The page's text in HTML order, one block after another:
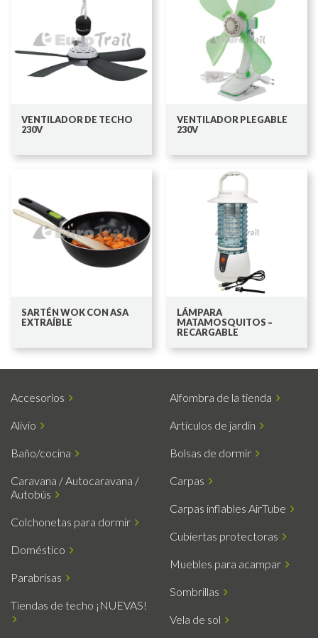
VENTILADOR DE TECHO
230V
VENTILADOR PLEGABLE
230V
SARTÉN WOK CON ASA
EXTRAÍBLE
LÁMPARA
MATAMOSQUITOS –
RECARGABLE
Accesorios Alfombra de la tienda
Alivio Artículos de jardín
Baño/cocina Bolsas de dormir
Caravana / Autocaravana /
Autobús
Carpas
Carpas inflables AirTube
Colchonetas para dormir
Cubiertas protectoras
Doméstico
Muebles para acampar
Parabrisas
Sombrillas
Tiendas de techo ¡NUEVAS!
Vela de sol